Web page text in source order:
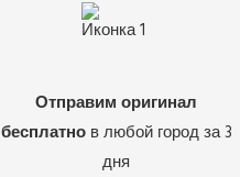
Отправим оригинал
бесплатнов любой город за 3
дня